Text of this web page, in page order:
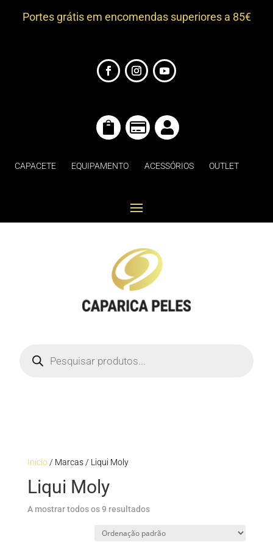
Portes grátis em encomendas superiores a 85€
  
CAPACETE EQUIPAMENTO ACESSÓRIOS OUTLET
search
Início / Marcas / Liqui Moly
Liqui Moly
A mostrar todos os 9 resultados